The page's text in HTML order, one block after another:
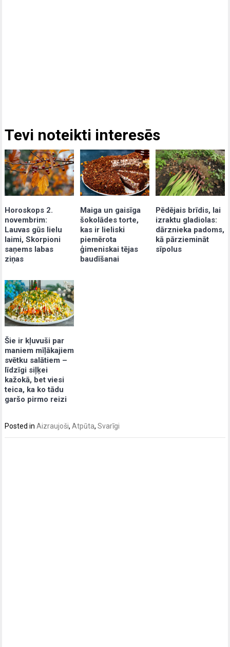
Tevi noteikti interesēs
Horoskops 2.
novembrim:
Lauvas gūs lielu
laimi, Skorpioni
saņems labas
ziņas
Maiga un gaisīga
šokolādes torte,
kas ir lieliski
piemērota
ģimeniskai tējas
baudīšanai
Pēdējais brīdis, lai
izraktu gladiolas:
dārznieka padoms,
kā pārziemināt
sīpolus
Šie ir kļuvuši par
maniem mīļākajiem
svētku salātiem –
līdzīgi siļķei
kažokā, bet viesi
teica, ka ko tādu
garšo pirmo reizi
Posted inAizraujoši,Atpūta,Svarīgi